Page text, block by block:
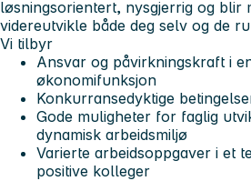
løsningsorientert, nysgjerrig og blir
videreutvikle både deg selv og de
Vi tilbyr
Ansvar og påvirkningskraft i
økonomifunksjon
Konkurransedyktige
Gode muligheter for faglig
dynamisk arbeidsmiljø
Varierte arbeidsoppgaver i et
positive kolleger